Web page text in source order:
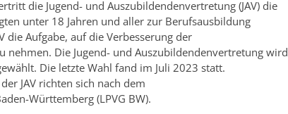
die Jugend- und Auszubildendenvertretung (JAV) die
unter 18 Jahren und aller zur Berufsausbildung
die Aufgabe, auf die Verbesserung der
nehmen. Die Jugend- und Auszubildendenvertretung wird
Die letzte Wahl fand im Juli 2023 statt.
JAV richten sich nach dem
Württemberg (LPVG BW).